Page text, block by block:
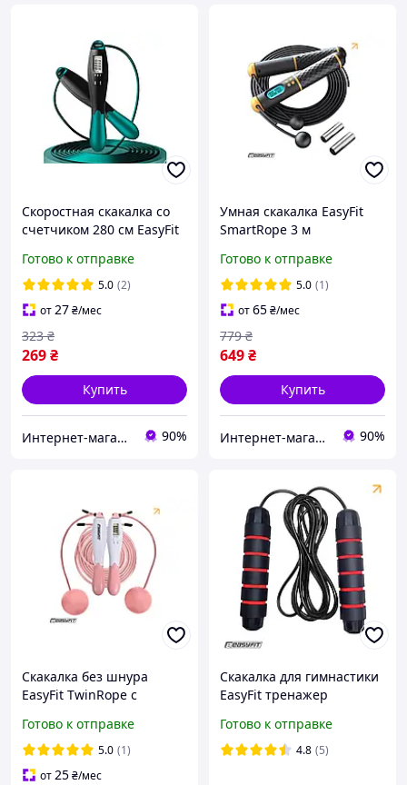
Скоростная скакалка со
счетчиком 280 см EasyFit
Готово к отправке
5.0 (2)
от27₴/мес
269₴
323 ₴
Купить
Интернет-магазин спортивного питания и товаров для фитнеса Protein Lounge 90%
Умная скакалка EasyFit
SmartRope 3 м
утяжелителями и
подсчётом прыжков
Готово к отправке
5.0 (1)
от65₴/мес
649₴
779 ₴
Купить
Интернет-магазин спортивного питания и товаров для фитнеса Protein Lounge 90%
Скакалка без шнура
EasyFit TwinRope с
розовая
Готово к отправке
5.0 (1)
от25₴/мес
Скакалка для гимнастики
EasyFit тренажер
Готово к отправке
4.8 (5)